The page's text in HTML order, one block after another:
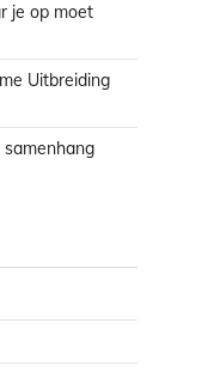
je op moet
Uitbreiding